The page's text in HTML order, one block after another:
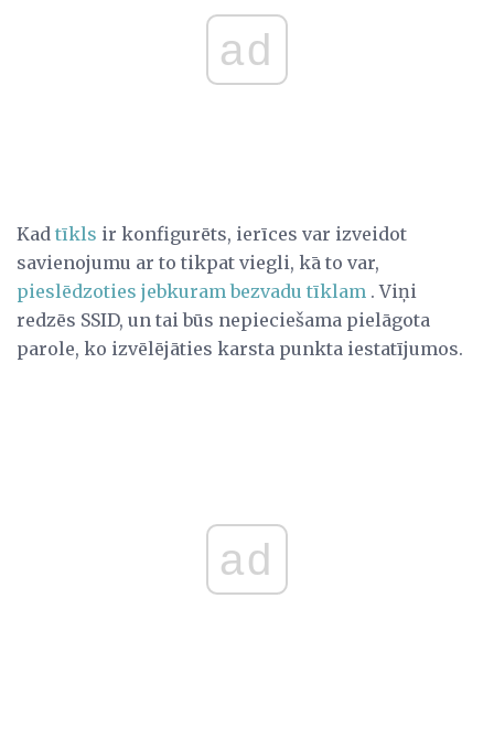
ad
Kad tīkls ir konfigurēts, ierīces var izveidot
savienojumu ar to tikpat viegli, kā to var,
pieslēdzoties jebkuram bezvadu tīklam . Viņi
redzēs SSID, un tai būs nepieciešama pielāgota
parole, ko izvēlējāties karsta punkta iestatījumos.
ad